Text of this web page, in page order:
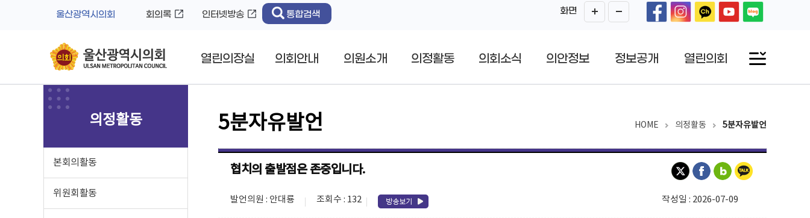
울산광역시의회 회의록 인터넷방송 통합검색 화면
열린의장실 의회안내 의원소개 의정활동 의회소식 의안정보 정보공개 열린의회
의정활동
본회의활동
위원회활동
HOME 의정활동 5분자유발언
5분자유발언
협치의 출발점은 존중입니다.
발언의원 : 안대룡 조회수 : 132 작성일 : 2026-07-09